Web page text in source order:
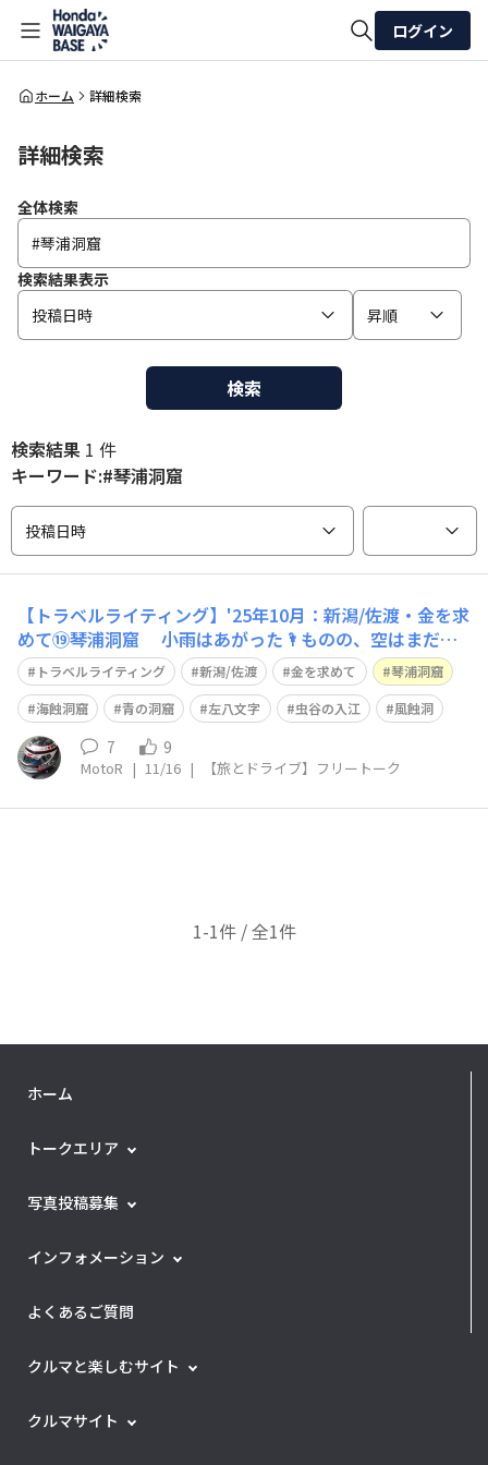
全体検索
ログイン
ホーム 詳細検索
詳細検索
全体検索
検索結果表示
投稿日時
昇順
検索
検索結果 1 件
キーワード:#琴浦洞窟
投稿日時
【トラベルライティング】'25年10月：新潟/佐渡・金を求
めて⑲琴浦洞窟 小雨はあがった🌂ものの、空はまだ雲
天⛅ これから訪れる観光地には、太陽🌞が必要なのに🙄
佐渡の南西、小木地区は海底溶岩が隆起してできた地形
で そこには、波の侵食によってできた海蝕洞窟がいくつ
もあります😀 その一つが琴浦
トラベルライティング 新潟/佐渡 金を求めて
琴浦洞窟
海蝕洞窟
青の洞窟 左八文字 虫谷の入江 風蝕洞
7 9
MotoR | 11/16 | 【旅とドライブ】フリートーク
1-1件 / 全1件
ホーム
トークエリア
写真投稿募集
インフォメーション
よくあるご質問
クルマと楽しむサイト
クルマサイト